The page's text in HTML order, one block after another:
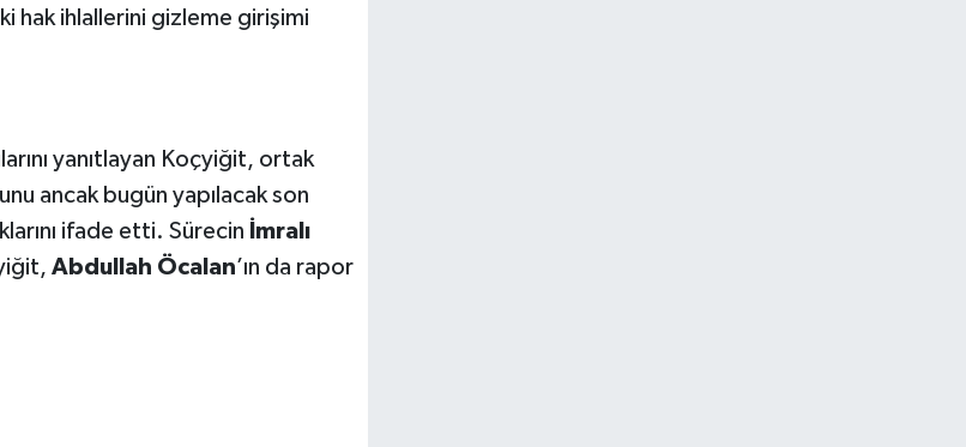
hak ihlallerini gizleme girişimi
yanıtlayan Koçyiğit, ortak
ancak bugün yapılacak son
ifade etti. Sürecin İmralı
Abdullah Öcalan’ın da rapor